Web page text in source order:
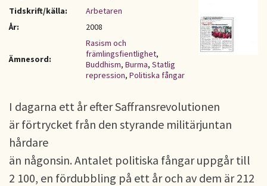
Tidskrift/källa:
Arbetaren
År:
2008
Ämnesord:
Rasism och
främlingsfientlighet,
Buddhism, Burma, Statlig
repression, Politiska fångar
I dagarna ett år efter Saffransrevolutionen
är förtrycket från den styrande militärjuntan
hårdare
än någonsin. Antalet politiska fångar uppgår till
2 100, en fördubbling på ett år och av dem är 212